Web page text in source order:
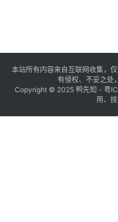
本站所有内容来自互联网收集，
有侵权、不妥之处
Copyright © 2025 鸭先知 - 粤
用、